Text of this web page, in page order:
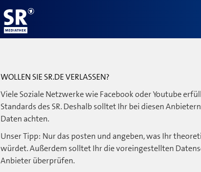
WOLLEN SIE SR.DE VERLASSEN?
Viele Soziale Netzwerke wie Facebook oder Youtube
Standards des SR. Deshalb solltet Ihr bei diesen
Daten achten.
Unser Tipp: Nur das posten und angeben, was Ihr
würdet. Außerdem solltet Ihr die voreingestellten
Anbieter überprüfen.